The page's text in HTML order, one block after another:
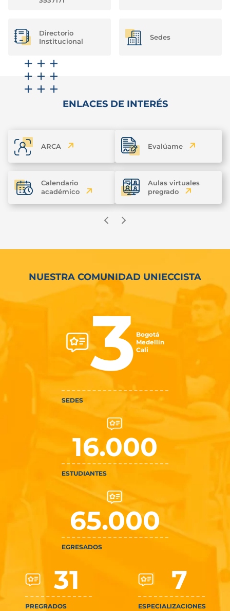
Directorio
Institucional
Sedes
ENLACES DE INTERÉS
ARCA Evalúame
Calendario
académico
Aulas virtuales
pregrado
NUESTRA COMUNIDAD UNIECCISTA
3Bogotá
Medellín
Cali
SEDES
16.000
ESTUDIANTES
65.000
EGRESADOS
31
PREGRADOS
7
ESPECIALIZACIONES